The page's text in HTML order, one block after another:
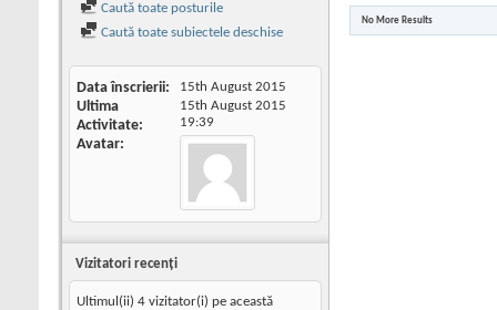
Caută toate posturile
Caută toate subiectele deschise
Data înscrierii 15th August 2015
Ultima
Activitate
15th August 2015
19:39
Avatar
Vizitatori recenţi
Ultimul(ii) 4 vizitator(i) pe această
No More Results